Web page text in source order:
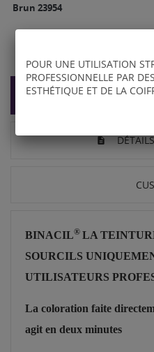
Brun 23954
BINACIL® LA
SOURCILS
UTILISATEURS
La coloration faite
agit en deux minutes
POUR UNE UTILISATION
PROFESSIONNELLE PAR
ESTHÉTIQUE ET DE LA